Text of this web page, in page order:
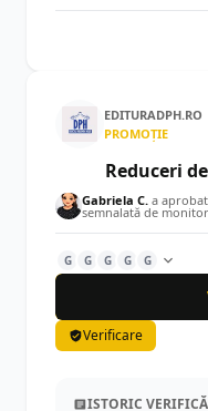
EDITURADPH.RO
PROMOȚIE
Reduceri
Gabriela C. a
semnalată de
G G G G G
Verificare
ISTORIC